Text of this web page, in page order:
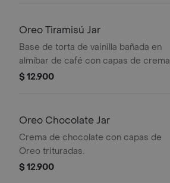
Oreo Tiramisú Jar
Base de torta de vainilla bañada en
almíbar de café con capas de crema
de tiramisú y Oreo.
$ 12.900
Oreo Chocolate Jar
Crema de chocolate con capas de
Oreo trituradas.
$ 12.900